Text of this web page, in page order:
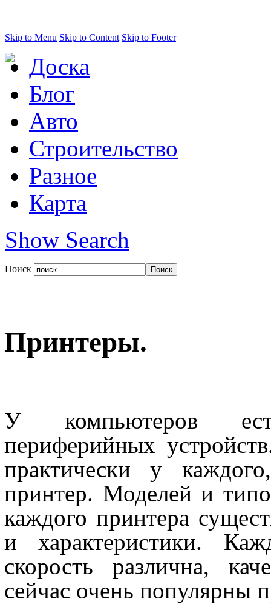
Skip to Menu Skip to Content Skip to Footer
Доска
Блог
Авто
Строительство
Разное
Карта
Show Search
Поиск
Принтеры.
У компьютеров
периферийных
практически у
принтер. Моделей и
каждого принтера
и характеристики.
скорость различна,
сейчас очень